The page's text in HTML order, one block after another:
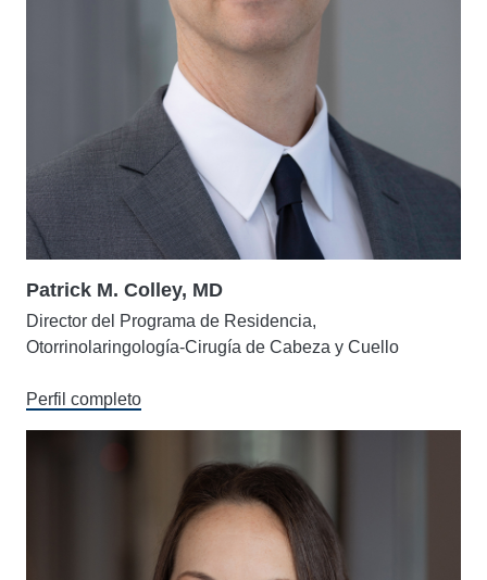
Patrick M. Colley, MD
Director del Programa de Residencia,
Otorrinolaringología-Cirugía de Cabeza y Cuello
Perfil completo